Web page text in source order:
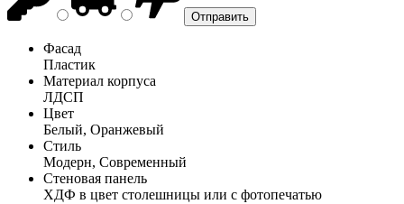
Фасад
Пластик
Материал корпуса
ЛДСП
Цвет
Белый, Оранжевый
Стиль
Модерн, Современный
Стеновая панель
ХДФ в цвет столешницы или с фотопечатью